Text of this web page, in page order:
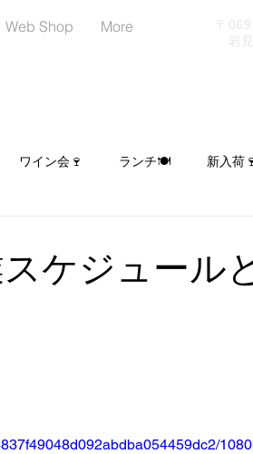
Web Shop More
〒
岩見
ワイン会🍷 ランチ🍽 新入荷
友達募集中📢
ケジュール